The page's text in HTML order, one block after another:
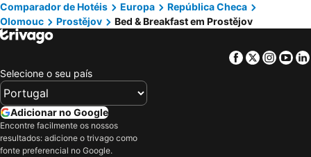
Vyškov, bed and breakfasts
Vranová, bed and breakfasts
Olomouc, bed and breakfasts
Comparador de Hotéis Europa
República Checa
Olomouc
Prostějov Bed & Breakfast em Prostějov
Facebook
Twitter
Selecione o seu país
Adicionar no Google
Encontre facilmente os nossos
resultados: adicione o trivago como
fonte preferencial no Google.